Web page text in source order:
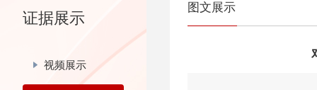
证据展示
视频展示
图文展示